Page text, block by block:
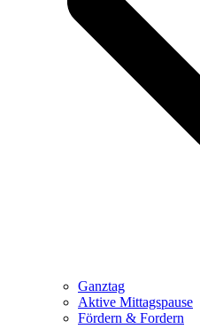
Ganztag
Aktive Mittagspause
Fördern & Fordern